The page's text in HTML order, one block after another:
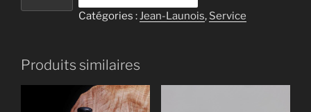
Catégories :Jean-Launois, Service
Produits similaires